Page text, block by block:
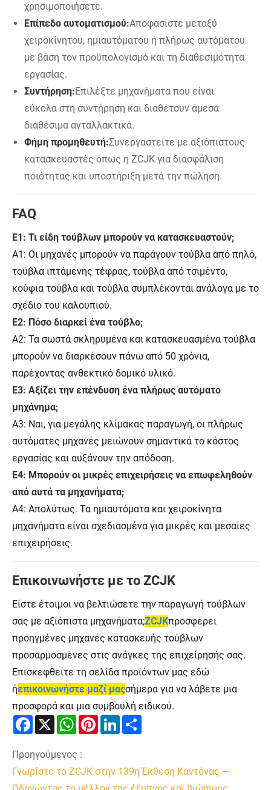
χρησιμοποιήσετε.
Επίπεδο αυτοματισμού:Αποφασίστε μεταξύ
χειροκίνητου, ημιαυτόματου ή πλήρως αυτόματου
με βάση τον προϋπολογισμό και τη διαθεσιμότητα
εργασίας.
Συντήρηση:Επιλέξτε μηχανήματα που είναι
εύκολα στη συντήρηση και διαθέτουν άμεσα
διαθέσιμα ανταλλακτικά.
Φήμη προμηθευτή:Συνεργαστείτε με αξιόπιστους
κατασκευαστές όπως η ZCJK για διασφάλιση
ποιότητας και υποστήριξη μετά την πώληση.
FAQ
Ε1: Τι είδη τούβλων μπορούν να κατασκευαστούν;
A1: Οι μηχανές μπορούν να παράγουν τούβλα από πηλό,
τούβλα ιπτάμενης τέφρας, τούβλα από τσιμέντο,
κούφια τούβλα και τούβλα συμπλέκονται ανάλογα με το
σχέδιο του καλουπιού.
Ε2: Πόσο διαρκεί ένα τούβλο;
A2: Τα σωστά σκληρυμένα και κατασκευασμένα τούβλα
μπορούν να διαρκέσουν πάνω από 50 χρόνια,
παρέχοντας ανθεκτικό δομικό υλικό.
Ε3: Αξίζει την επένδυση ένα πλήρως αυτόματο
μηχάνημα;
A3: Ναι, για μεγάλης κλίμακας παραγωγή, οι πλήρως
αυτόματες μηχανές μειώνουν σημαντικά το κόστος
εργασίας και αυξάνουν την απόδοση.
Ε4: Μπορούν οι μικρές επιχειρήσεις να επωφεληθούν
από αυτά τα μηχανήματα;
Α4: Απολύτως. Τα ημιαυτόματα και χειροκίνητα
μηχανήματα είναι σχεδιασμένα για μικρές και μεσαίες
επιχειρήσεις.
Επικοινωνήστε με το ZCJK
Είστε έτοιμοι να βελτιώσετε την παραγωγή τούβλων
σας με αξιόπιστα μηχανήματα;ZCJKπροσφέρει
προηγμένες μηχανές κατασκευής τούβλων
προσαρμοσμένες στις ανάγκες της επιχείρησής σας.
Επισκεφθείτε τη σελίδα προϊόντων μας εδώ
ήεπικοινωνήστε μαζί μαςσήμερα για να λάβετε μια
προσφορά και μια συμβουλή ειδικού.
Facebook
X WhatsAppPinterestLinkedIn
Προηγούμενος :
Γνωρίστε το ZCJK στην 139η Έκθεση Καντόνας —